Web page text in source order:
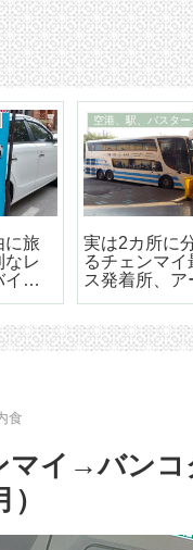
回届
詳細
BTSも地下鉄
ェンマイは
の移動が便利
食
マイ→バン